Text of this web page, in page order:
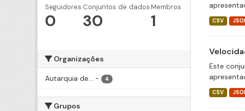
Seguidores
0
Conjuntos de dados
30
Membros
1
Organizações
Autarquia de... - 4
Grupos
CSV
Este
CSV